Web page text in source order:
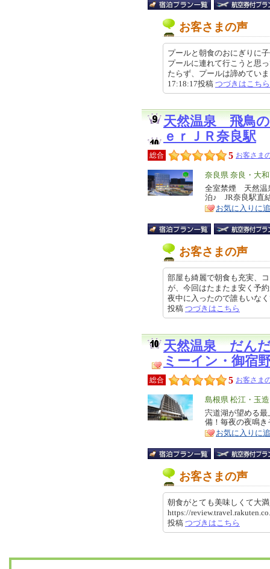
お客さまの声
プールと朝食のおにぎりに
プールに連れて行こうと思
たらず、プールは諦めてい
17:18:17投稿 つづきはこちら
天然温泉 飛鳥
ｅｒＪＲ奈良駅
総合 5 お客さま
エ
リ
ア
奈良県 奈良・大
特
徴
全室禁煙 天然温
泊♪ JR奈良駅直
お気に入りに
お客さまの声
部屋も綺麗で朝食も充実、
が、今回はたまたま安く予
夜中に入ったので誰もいな
投稿 つづきはこちら
天然温泉 だん
ミーイン・御宿
総合 5 お客さま
エ
リ
ア
島根県 松江・玉
特
徴
宍道湖が望める
備！毎夜の夜鳴
お気に入りに
お客さまの声
朝食がとても美味しくて大
https://
投稿 つづきはこちら